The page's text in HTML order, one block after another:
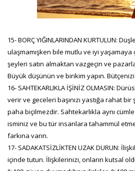
15- BORÇ YIĞINLARINDAN KURTULUN:
ulaşmamışken bile mutlu ve iyi yaşamaya
şeyleri satın almaktan vazgeçin ve
Büyük düşünün ve birikim yapın.
16- SAHTEKARLIKLA İŞİNİZ OLMASIN:
verir ve geceleri başınızı yastığa rahat
paha biçilmezdir. Sahtekarlıkla aynı
isminiz ve bu tür insanlara tahammül
farkına varın.
17- SADAKATSİZLİKTEN UZAK DURUN:
içinde tutun. İlişkilerinizi, onların kutsal